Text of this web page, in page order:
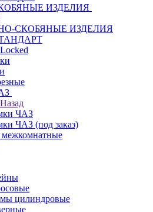
ИЗДЕЛИЯ
СКОБЯНЫЕ ИЗДЕЛИЯ
Назад
ЧАЗ
ЧАЗ (под заказ)
цилиндровые